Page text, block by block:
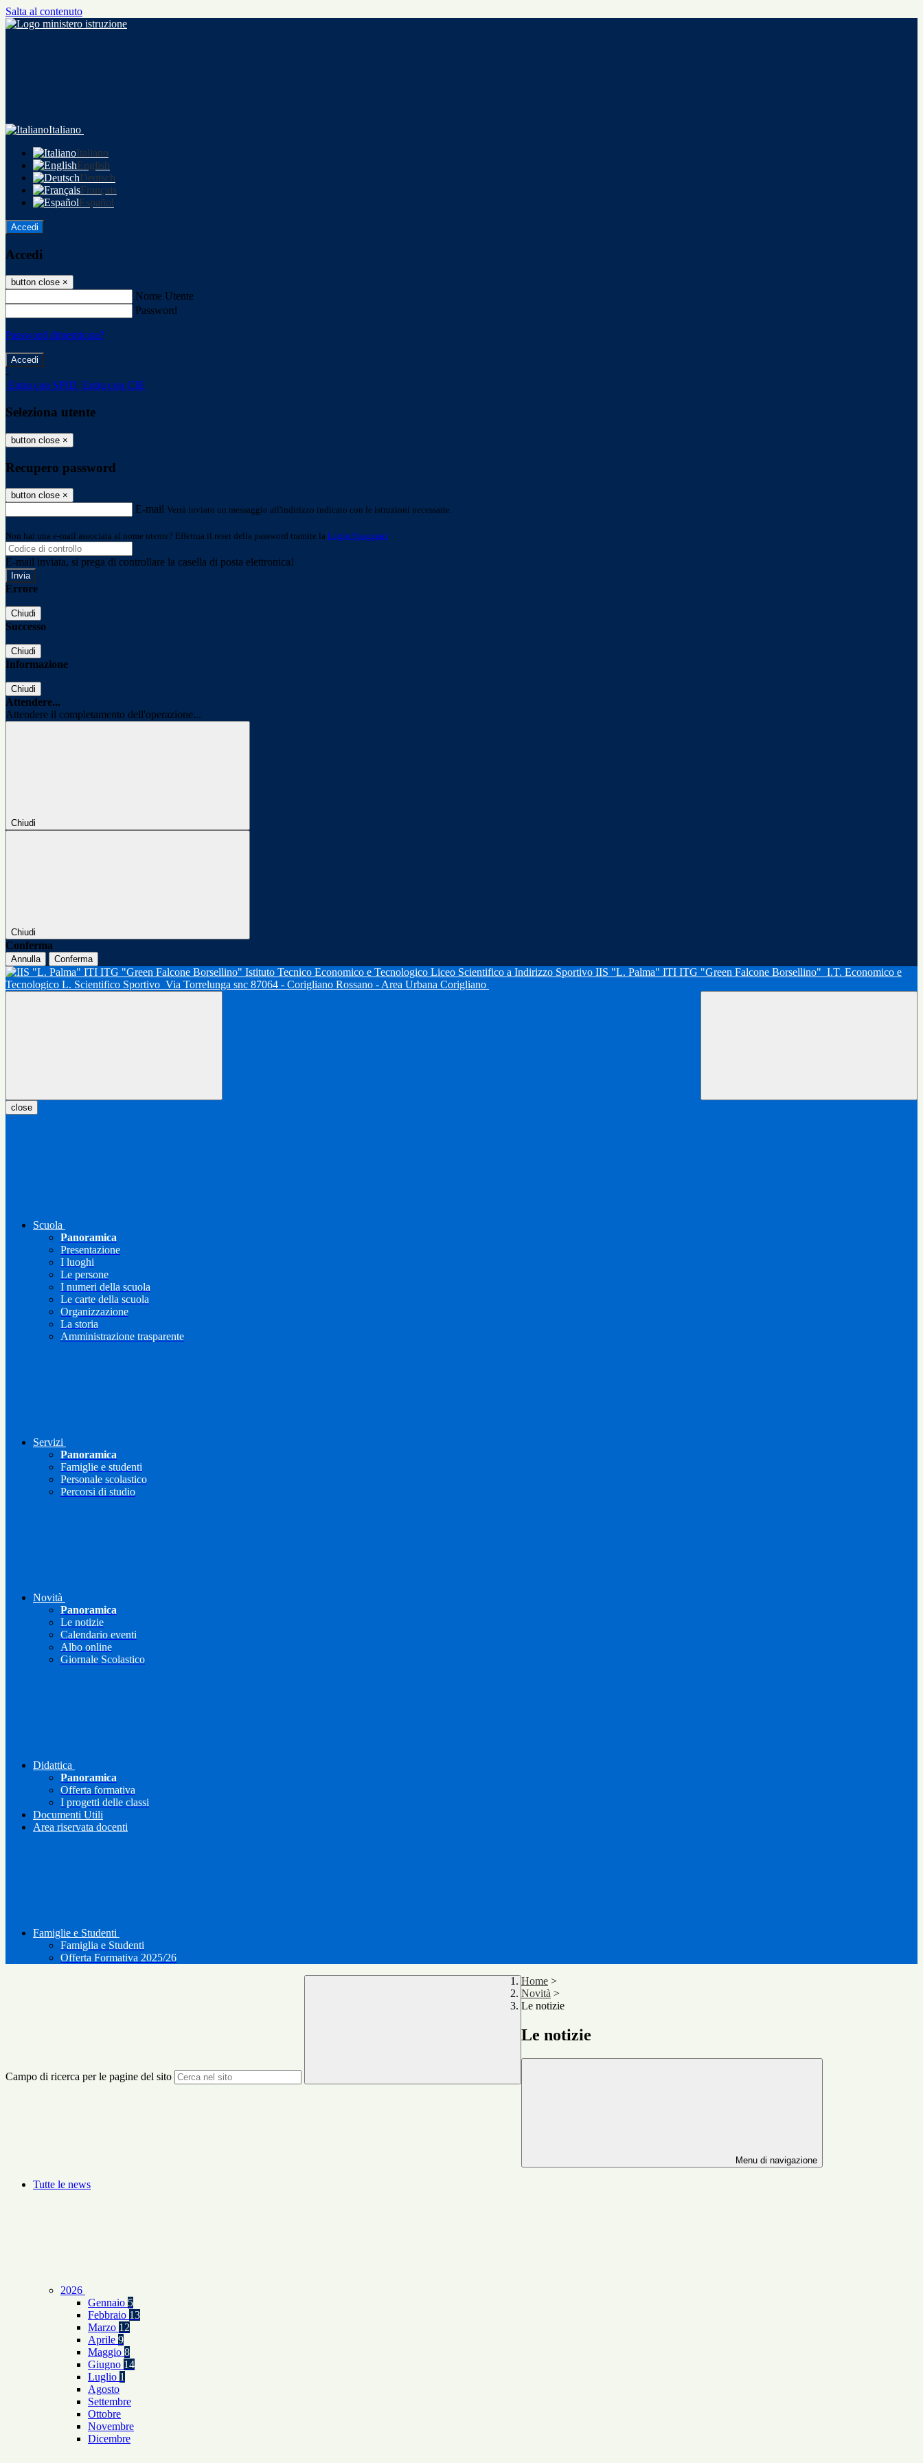
Salta al contenuto
Italiano
Italiano
English
Deutsch
Français
Español
Accedi
Accedi
button close ×
Nome Utente
Password
Password dimenticata?
-
Entra con SPID Entra con CIE
Seleziona utente
button close ×
Recupero password
button close ×
E-mail Verrà inviato un messaggio all'indirizzo indicato con le istruzioni necessarie.
Non hai una e-mail associata al nome utente? Effettua il reset della password tramite la Login Spaggiari
E-mail inviata, si prega di controllare la casella di posta elettronica!
Errore
Chiudi
Successo
Chiudi
Informazione
Chiudi
Attendere...
Attendere il completamento dell'operazione...
Chiudi
Chiudi
Conferma
Annulla Conferma
IIS "L. Palma" ITI ITG "Green Falcone Borsellino" I.T. Economico e
Tecnologico L. Scientifico Sportivo Via Torrelunga snc 87064 - Corigliano Rossano - Area Urbana Corigliano
close
Scuola
Panoramica
Presentazione
I luoghi
Le persone
I numeri della scuola
Le carte della scuola
Organizzazione
La storia
Amministrazione trasparente
Servizi
Panoramica
Famiglie e studenti
Personale scolastico
Percorsi di studio
Novità
Panoramica
Le notizie
Calendario eventi
Albo online
Giornale Scolastico
Didattica
Panoramica
Offerta formativa
I progetti delle classi
Documenti Utili
Area riservata docenti
Famiglie e Studenti
Famiglia e Studenti
Offerta Formativa 2025/26
Campo di ricerca per le pagine del sito
Home >
Novità >
Le notizie
Le notizie
Menu di navigazione
Tutte le news
2026
Gennaio 5
Febbraio 13
Marzo 12
Aprile 9
Maggio 8
Giugno 14
Luglio 1
Agosto
Settembre
Ottobre
Novembre
Dicembre